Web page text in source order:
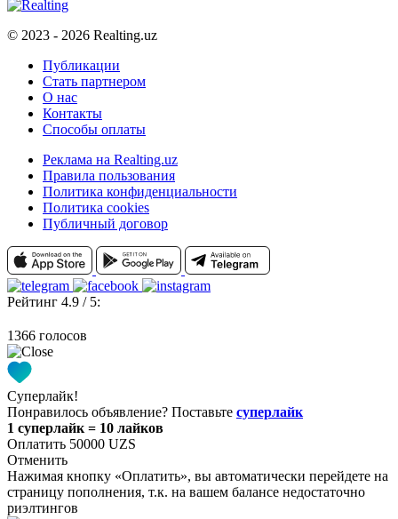
© 2023 - 2026 Realting.uz
Публикации
Стать партнером
О нас
Контакты
Способы оплаты
Реклама на Realting.uz
Правила пользования
Политика конфиденциальности
Политика cookies
Публичный договор
Рейтинг 4.9 / 5:
1366 голосов
Суперлайк!
Понравилось объявление? Поставьте суперлайк
1 суперлайк = 10 лайков
Оплатить 50000 UZS
Отменить
Нажимая кнопку «Оплатить», вы автоматически перейдете на
страницу пополнения, т.к. на вашем балансе недостаточно
риэлтингов